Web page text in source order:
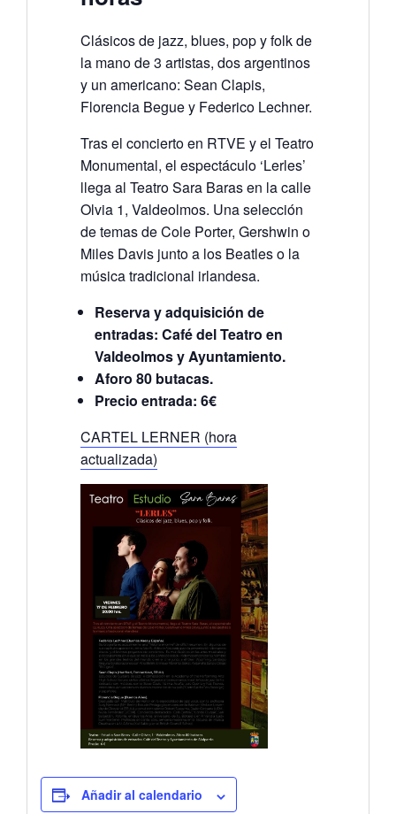
Clásicos de jazz, blues, pop y folk de
la mano de 3 artistas, dos argentinos
y un americano: Sean Clapis,
Florencia Begue y Federico Lechner.
Tras el concierto en RTVE y el Teatro
Monumental, el espectáculo ‘Lerles’
llega al Teatro Sara Baras en la calle
Olvia 1, Valdeolmos. Una selección
de temas de Cole Porter, Gershwin o
Miles Davis junto a los Beatles o la
música tradicional irlandesa.
Reserva y adquisición de
entradas: Café del Teatro en
Valdeolmos y Ayuntamiento.
Aforo 80 butacas.
Precio entrada: 6€
CARTEL LERNER (hora
actualizada)
Añadir al calendario